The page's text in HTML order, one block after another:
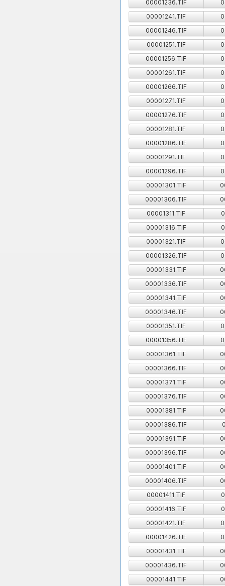
00001236.TIF
00001241.TIF
00001246.TIF
00001251.TIF
00001256.TIF
00001261.TIF
00001266.TIF
00001271.TIF
00001276.TIF
00001281.TIF
00001286.TIF
00001291.TIF
00001296.TIF
00001301.TIF
00001306.TIF
00001311.TIF
00001316.TIF
00001321.TIF
00001326.TIF
00001331.TIF
00001336.TIF
00001341.TIF
00001346.TIF
00001351.TIF
00001356.TIF
00001361.TIF
00001366.TIF
00001371.TIF
00001376.TIF
00001381.TIF
00001386.TIF
00001391.TIF
00001396.TIF
00001401.TIF
00001406.TIF
00001411.TIF
00001416.TIF
00001421.TIF
00001426.TIF
00001431.TIF
00001436.TIF
00001441.TIF